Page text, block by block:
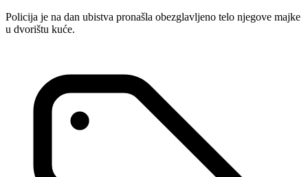
Policija je na dan ubistva pronašla obezglavljeno telo njegove majke
u dvorištu kuće.